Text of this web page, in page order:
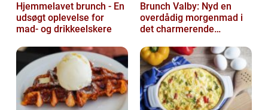
Hjemmelavet brunch - En
udsøgt oplevelse for
mad- og drikkeelskere
Brunch Valby: Nyd en
overdådig morgenmad i
det charmerende